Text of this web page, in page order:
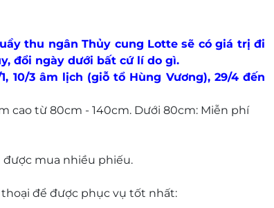
dịch vụ chụp ảnh, cửa hàng đồ chơi.
nhiệt tình, tận tâm cùng chất lượng dịch vụ
đem đến sự hài lòng nhất tới mọi khách
thu ngân Thủy cung Lotte sẽ có giá trị đi
đổi ngày dưới bất cứ lí do gì.
10/3 âm lịch (giỗ tổ Hùng Vương), 29/4 đến
cao từ 80cm - 140cm. Dưới 80cm: Miễn phí
được mua nhiều phiếu.
để được phục vụ tốt nhất: